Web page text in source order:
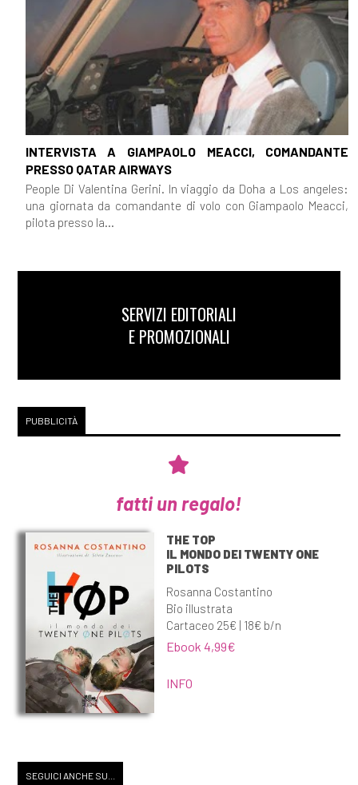
INTERVISTA A GIAMPAOLO MEACCI, COMANDANTE
PRESSO QATAR AIRWAYS
People Di Valentina Gerini. In viaggio da Doha a Los angeles:
una giornata da comandante di volo con Giampaolo Meacci,
pilota presso la...
SERVIZI EDITORIALI
E PROMOZIONALI
PUBBLICITÀ
fatti un regalo!
THE TOP
IL MONDO DEI TWENTY ONE
PILOTS
Rosanna Costantino
Bio illustrata
Cartaceo 25€ | 18€ b/n
Ebook 4,99€
INFO
SEGUICI ANCHE SU...